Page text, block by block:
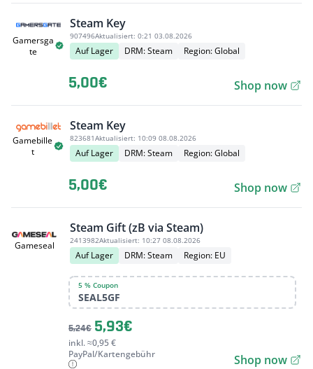
Gamersga
te
Steam Key
907496Aktualisiert: 0:21 03.08.2026
Auf Lager DRM: Steam Region: Global
5,00€ Shop now
Gamebille
t
Steam Key
823681Aktualisiert: 10:09 08.08.2026
Auf Lager DRM: Steam Region: Global
5,00€ Shop now
Gameseal
Steam Gift (zB via Steam)
2413982Aktualisiert: 10:27 08.08.2026
Auf Lager DRM: Steam Region: EU
5 % Coupon
SEAL5GF
5,24€ 5,93€
inkl. ≈0,95 €
PayPal/Kartengebühr
Shop now